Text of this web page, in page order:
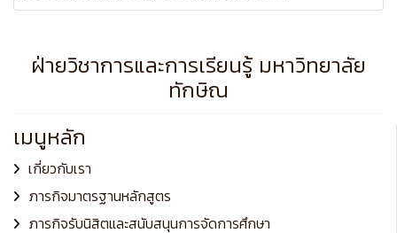
ฝ่ายวิชาการและการเรียนรู้ มหาวิทยาลัย
ทักษิณ
เมนูหลัก
เกี่ยวกับเรา
ภารกิจมาตรฐานหลักสูตร
ภารกิจรับนิสิตและสนับสนุนการจัดการศึกษา